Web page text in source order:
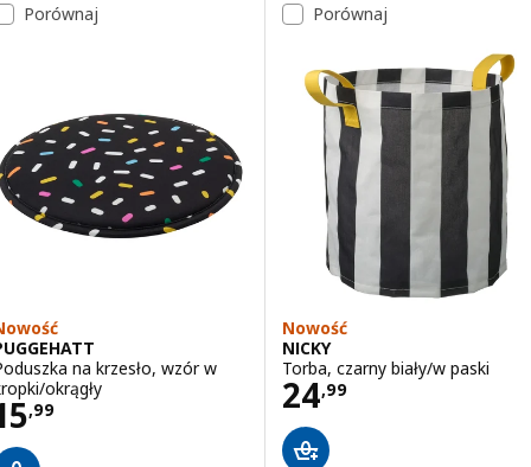
Porównaj
na krzesło, wzór w
okrągły
,99 15,99
Porównaj
Nowość
NICKY
Torba, czarny biały/w paski
24,99
Cena 24,99